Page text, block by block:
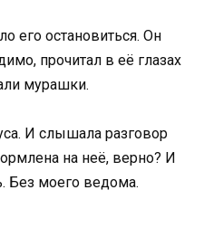
его остановиться. Он
прочитал в её глазах
мурашки.
И слышала разговор
на неё, верно? И
Без моего ведома.